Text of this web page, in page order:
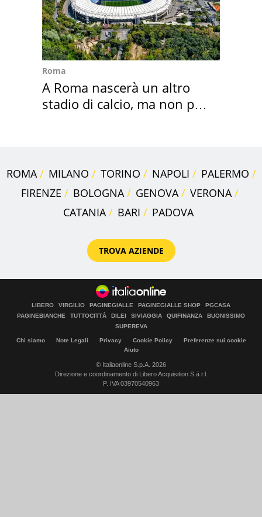
Roma
A Roma nascerà un altro
stadio di calcio, ma non per
ROMA MILANO TORINO NAPOLI
PALERMO
FIRENZE
BOLOGNA GENOVA
VERONA
CATANIA
BARI PADOVA
TROVA AZIENDE
LIBERO VIRGILIO PAGINEGIALLE PAGINEGIALLE SHOP
PGCASA
PAGINEBIANCHE
TUTTOCITTÀ DILEI SIVIAGGIA QUIFINANZA
BUONISSIMO
SUPEREVA
Chi siamo Note Legali Privacy Cookie Policy
Preferenze sui cookie
Aiuto
© Italiaonline S.p.A. 2026
Direzione e coordinamento di Libero Acquisition S.á r.l.
P. IVA 03970540963